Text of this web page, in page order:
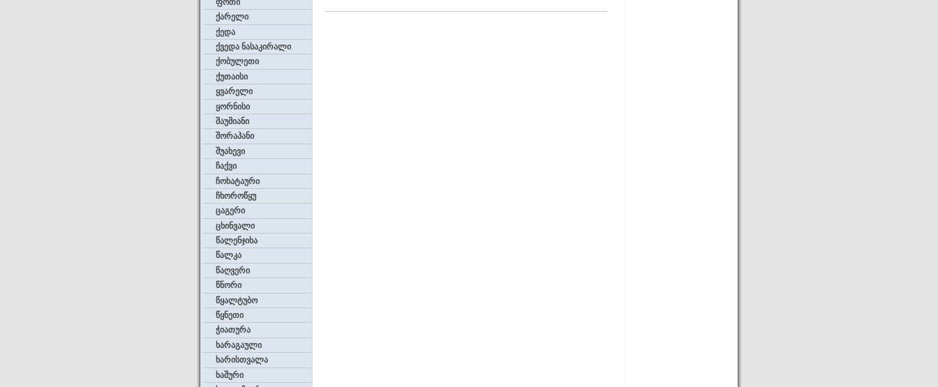
ფოთი
ქარელი
ქედა
ქვედა ნასაკირალი
ქობულეთი
ქუთაისი
ყვარელი
ყორნისი
შაუმიანი
შორაპანი
შუახევი
ჩაქვი
ჩოხატაური
ჩხოროწყუ
ცაგერი
ცხინვალი
წალენჯიხა
წალკა
წაღვერი
წნორი
წყალტუბო
წყნეთი
ჭიათურა
ხარაგაული
ხარისთვალა
ხაშური